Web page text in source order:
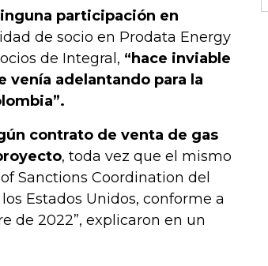
participación en
de socio en Prodata Energy
de Integral, “hace inviable
venía adelantando para la
contrato de venta de gas
, toda vez que el mismo
Sanctions Coordination del
Estados Unidos, conforme a
de 2022”, explicaron en un